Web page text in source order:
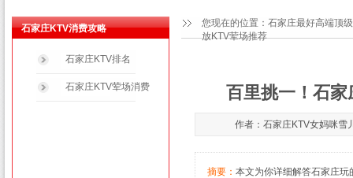
您现在的位置： 石家庄最好高端顶
放KTV荤场推荐
石家庄KTV消费攻略
石家庄KTV排名
石家庄KTV荤场消费 百里挑一！石
作者：石家庄KTV女妈咪
摘要： 本文为你详细解答石家庄